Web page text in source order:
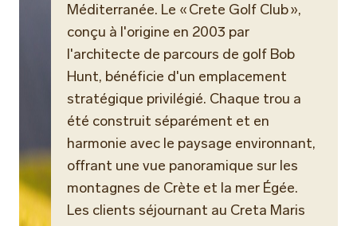
Méditerranée. Le « Crete Golf Club »,
conçu à l'origine en 2003 par
l'architecte de parcours de golf Bob
Hunt, bénéficie d'un emplacement
stratégique privilégié. Chaque trou a
été construit séparément et en
harmonie avec le paysage environnant,
offrant une vue panoramique sur les
montagnes de Crète et la mer Égée.
Les clients séjournant au Creta Maris